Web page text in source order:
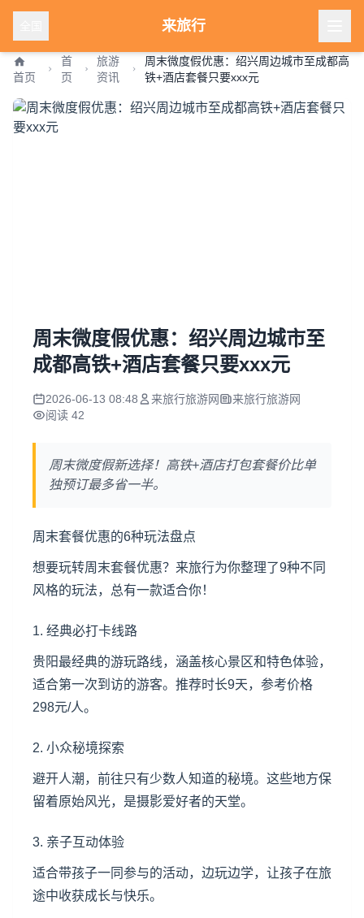
来旅行
首页
首
页
旅游
资讯
周末微度假优惠：绍兴周边城市至成都高
铁+酒店套餐只要xxx元
周末微度假优惠：绍兴周边城市至
成都高铁+酒店套餐只要xxx元
2026-06-13 08:48 来旅行旅游网
来旅行旅游网
阅读 42
周末微度假新选择！高铁+酒店打包套餐价比单
独预订最多省一半。
周末套餐优惠的6种玩法盘点
想要玩转周末套餐优惠？来旅行为你整理了9种不同
风格的玩法，总有一款适合你！
1. 经典必打卡线路
贵阳最经典的游玩路线，涵盖核心景区和特色体验，
适合第一次到访的游客。推荐时长9天，参考价格
298元/人。
2. 小众秘境探索
避开人潮，前往只有少数人知道的秘境。这些地方保
留着原始风光，是摄影爱好者的天堂。
3. 亲子互动体验
适合带孩子一同参与的活动，边玩边学，让孩子在旅
途中收获成长与快乐。